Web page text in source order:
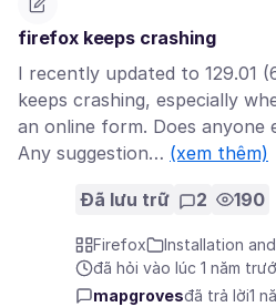
firefox keeps crashing
I recently updated to 129.01
keeps crashing, especially
an online form. Does anyone
Any suggestion… (xem thêm)
Đã lưu trữ 2 190
Firefox
Installation
đã hỏi vào lúc 1 năm
mapgrovesđã trả lời1